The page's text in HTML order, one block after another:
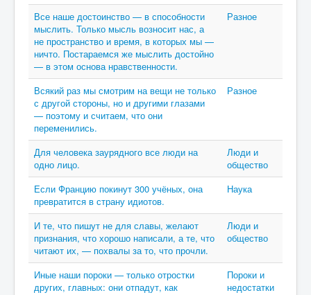
Все наше достоинство — в способности
мыслить. Только мысль возносит нас, а
не пространство и время, в которых мы —
ничто. Постараемся же мыслить достойно
— в этом основа нравственности.
Разное
Всякий раз мы смотрим на вещи не только
с другой стороны, но и другими глазами
— поэтому и считаем, что они
переменились.
Разное
Для человека заурядного все люди на
одно лицо.
Люди и
общество
Если Францию покинут 300 учёных, она
превратится в страну идиотов.
Наука
И те, что пишут не для славы, желают
признания, что хорошо написали, а те, что
читают их, — похвалы за то, что прочли.
Люди и
общество
Иные наши пороки — только отростки
других, главных: они отпадут, как
Пороки и
недостатки